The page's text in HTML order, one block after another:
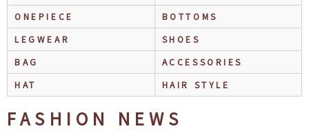
ONEPIECE
BOTTOMS
LEGWEAR
SHOES
BAG
ACCESSORIES
HAT
HAIR STYLE
FASHION NEWS